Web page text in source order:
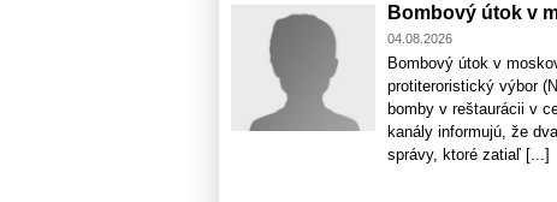
Bombový útok v
04.08.2026
Bombový útok v
protiteroristický výbor
bomby v reštaurácii v
kanály informujú, že
správy, ktoré zatiaľ [...]